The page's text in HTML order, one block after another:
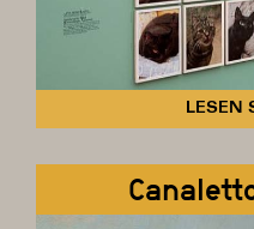
LESEN